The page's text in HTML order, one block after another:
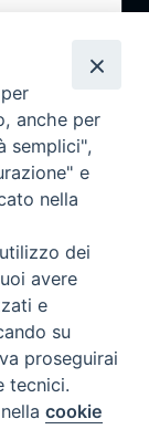
anche per
semplici",
e
nella
dei
avere
e
su
proseguirai
tecnici.
nellacookie